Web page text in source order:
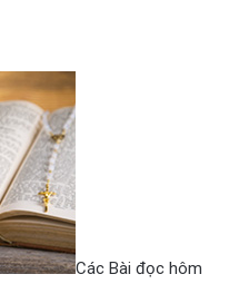
Các Bài đọc hôm